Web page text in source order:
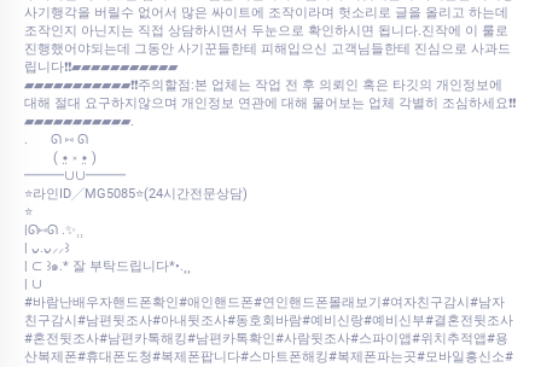
사기행각을 버릴수 없어서 많은 싸이트에 조작이라며 헛소리로 글을 올리고 하는데
조작인지 아닌지는 직접 상담하시면서 두눈으로 확인하시면 됩니다.진작에 이 룰로
진행했어야되는데 그동안 사기꾼들한테 피해입으신 고객님들한테 진심으로 사과드
립니다❗❗▰▰▰▰▰▰▰▰▰▰▰
▰▰▰▰▰▰▰▰▰▰▰❗❗주의할점:본 업체는 작업 전 후 의뢰인 혹은 타깃의 개인정보에
대해 절대 요구하지않으며 개인정보 연관에 대해 물어보는 업체 각별히 조심하세요❗❗
▰▰▰▰▰▰▰▰▰▰▰.⠀
.⠀⠀ ᘏ ⑅ ᘏ
⠀⠀⠀( •̤ ༝ •̤ )
━━━∪∪━━━
⭐라인ID╱MG5085⭐(24시간전문상담)
⭐
|ᘏ⑅ᘏ .✨⸒⸒
| ᴗ͈.ᴗ͈⸝⸝꒱
| ⊂ ꒱๑.* 잘 부탁드립니다*•.¸¸
| ∪
#바람난배우자핸드폰확인#애인핸드폰#연인핸드폰몰래보기#여자친구감시#남자
친구감시#남편뒷조사#아내뒷조사#동호회바람#예비신랑#예비신부#결혼전뒷조사
#혼전뒷조사#남편카톡해킹#남편카톡확인#사람뒷조사#스파이앱#위치추적앱#용
산복제폰#휴대폰도청#복제폰팝니다#스마트폰해킹#복제폰파는곳#모바일흥신소#